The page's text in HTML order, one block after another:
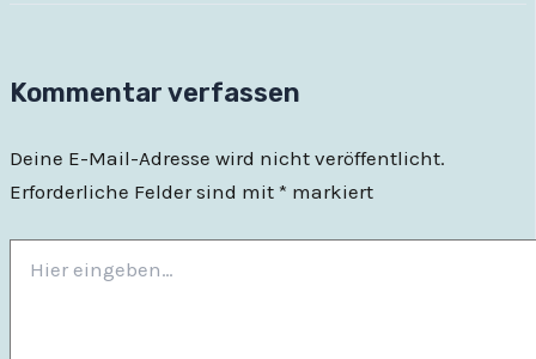
Kommentar verfassen
Deine E-Mail-Adresse wird nicht veröffentlicht.
Erforderliche Felder sind mit * markiert
eingeben…